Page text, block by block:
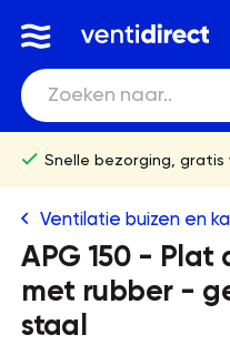
Snelle bezorging, gratis
Ventilatie buizen en
APG 150 - Plat
met rubber -
staal